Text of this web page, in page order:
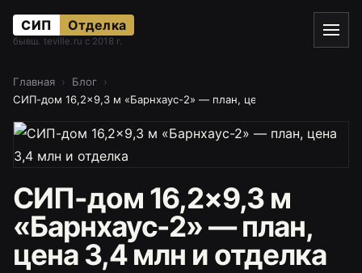
СИП Отделка
бывш. teville.ru с 2018 г.
Главная
Блог
СИП-дом 16,2×9,3 м «Барнхаус-2» — план, цена 3,4 млн и
СИП-дом 16,2×9,3 м
«Барнхаус-2» — план,
цена 3,4 млн и отделка